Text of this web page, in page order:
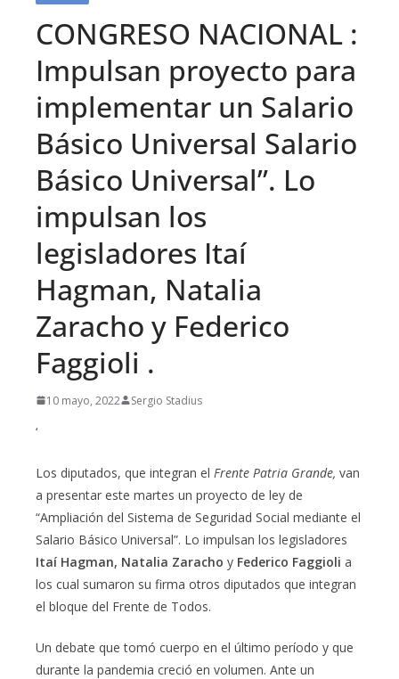
CONGRESO NACIONAL :
Impulsan proyecto para
implementar un Salario
Básico Universal Salario
Básico Universal”. Lo
impulsan los
legisladores Itaí
Hagman, Natalia
Zaracho y Federico
Faggioli .
10 mayo, 2022 Sergio Stadius
‘
Los diputados, que integran el Frente Patria Grande, van
a presentar este martes un proyecto de ley de
“Ampliación del Sistema de Seguridad Social mediante el
Salario Básico Universal”. Lo impulsan los legisladores
Itaí Hagman, Natalia Zaracho y Federico Faggioli a
los cual sumaron su firma otros diputados que integran
el bloque del Frente de Todos.
Un debate que tomó cuerpo en el último período y que
durante la pandemia creció en volumen. Ante un